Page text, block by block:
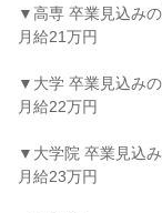
▼高専 卒業見込み
月給21万円
▼大学 卒業見込み
月給22万円
▼大学院 卒業見込
月給23万円